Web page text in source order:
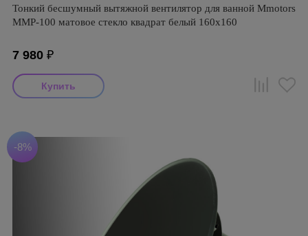
Тонкий бесшумный вытяжной вентилятор для ванной Mmotors
ММР-100 матовое стекло квадрат белый 160х160
7 980 ₽
-8%